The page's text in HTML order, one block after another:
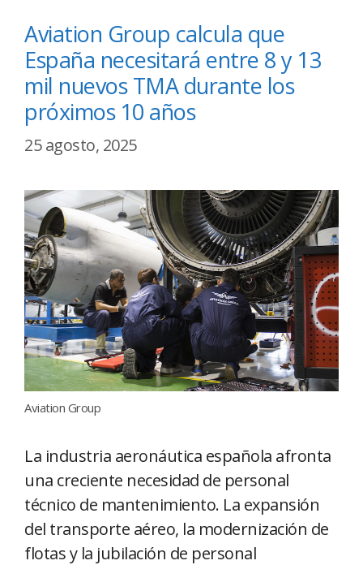
Aviation Group calcula que
España necesitará entre 8 y 13
mil nuevos TMA durante los
próximos 10 años
25 agosto, 2025
Aviation Group
La industria aeronáutica española afronta
una creciente necesidad de personal
técnico de mantenimiento. La expansión
del transporte aéreo, la modernización de
flotas y la jubilación de personal